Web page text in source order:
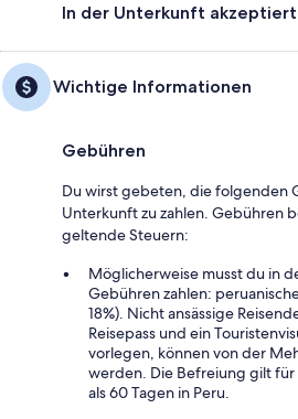
In der Unterkunft
Wichtige Informationen
Gebühren
Du wirst gebeten, die folgenden
Unterkunft zu zahlen. Gebühren
geltende Steuern:
Möglicherweise musst du in
Gebühren zahlen:
18%). Nicht ansässige
Reisepass und ein
vorlegen, können von der
werden. Die Befreiung gilt
als 60 Tagen in Peru.